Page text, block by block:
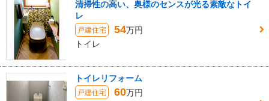
清掃性の高い、奥様のセンスが光る素敵なトイ
レ
戸建住宅 54万円
トイレ
トイレリフォーム
戸建住宅 60万円